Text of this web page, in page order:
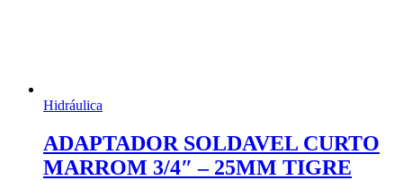
Hidráulica
ADAPTADOR SOLDAVEL CURTO
MARROM 3/4″ – 25MM TIGRE